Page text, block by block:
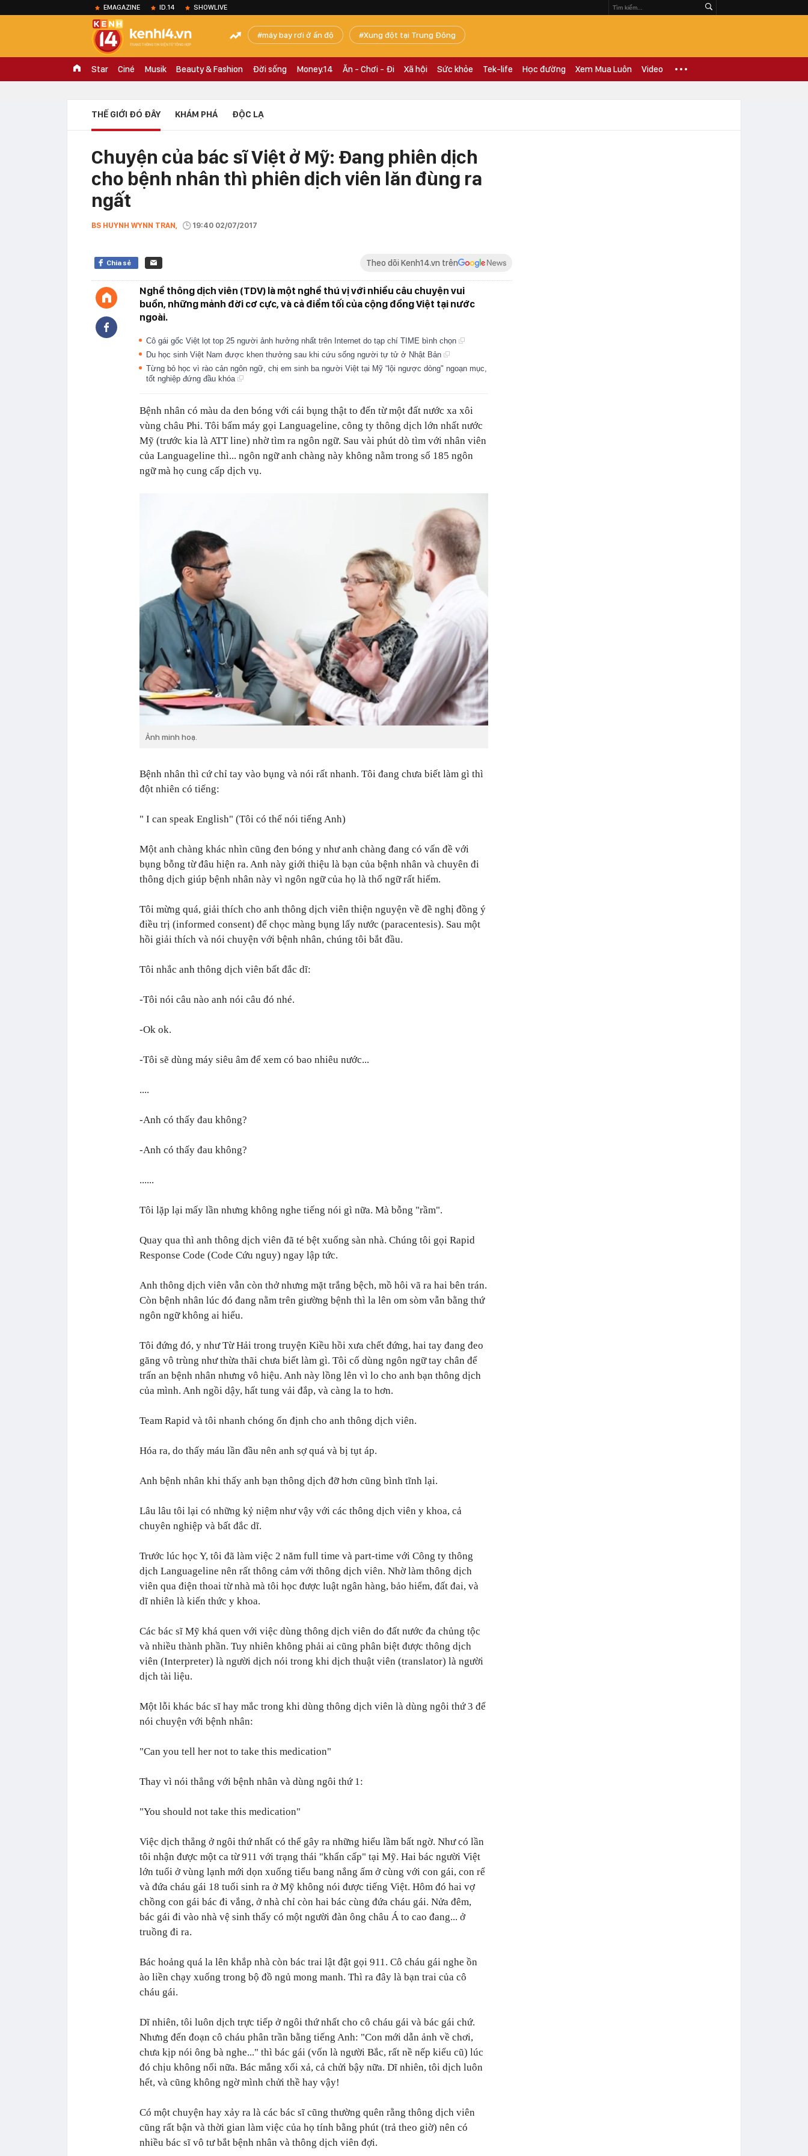
EMAGAZINE ID.14 SHOWLIVE
máy bay rơi ở ấn độ Xung đột tại Trung Đông
Star Ciné Musik Beauty & Fashion Đời sống Money.14 Ăn - Chơi - Đi Xã hội Sức khỏe Tek-life Học đường Xem Mua Luôn Video
THẾ GIỚI ĐÓ ĐÂY KHÁM PHÁ ĐỘC LẠ
Chuyện của bác sĩ Việt ở Mỹ: Đang phiên dịch
cho bệnh nhân thì phiên dịch viên lăn đùng ra
ngất
BS HUYNH WYNN TRAN, 19:40 02/07/2017
Chia sẻ Theo dõi Kenh14.vn trên
Nghề thông dịch viên (TDV) là một nghề thú vị với nhiều câu chuyện vui
buồn, những mảnh đời cơ cực, và cả điểm tối của cộng đồng Việt tại nước
ngoài.
Cô gái gốc Việt lọt top 25 người ảnh hưởng nhất trên Internet do tạp chí TIME bình chọn
Du học sinh Việt Nam được khen thưởng sau khi cứu sống người tự tử ở Nhật Bản
Từng bỏ học vì rào cản ngôn ngữ, chị em sinh ba người Việt tại Mỹ “lội ngược dòng" ngoạn mục,
tốt nghiệp đứng đầu khóa
Bệnh nhân có màu da den bóng với cái bụng thật to đến từ một đất nước xa xôi
vùng châu Phi. Tôi bấm máy gọi Languageline, công ty thông dịch lớn nhất nước
Mỹ (trước kia là ATT line) nhờ tìm ra ngôn ngữ. Sau vài phút dò tìm với nhân viên
của Languageline thì... ngôn ngữ anh chàng này không nằm trong số 185 ngôn
ngữ mà họ cung cấp dịch vụ.
Ảnh minh hoạ.
Bệnh nhân thì cứ chỉ tay vào bụng và nói rất nhanh. Tôi đang chưa biết làm gì thì
đột nhiên có tiếng:
" I can speak English" (Tôi có thể nói tiếng Anh)
Một anh chàng khác nhìn cũng đen bóng y như anh chàng đang có vấn đề với
bụng bỗng từ đâu hiện ra. Anh này giới thiệu là bạn của bệnh nhân và chuyên đi
thông dịch giúp bệnh nhân này vì ngôn ngữ của họ là thổ ngữ rất hiếm.
Tôi mừng quá, giải thích cho anh thông dịch viên thiện nguyện về đề nghị đồng ý
điều trị (informed consent) để chọc màng bụng lấy nước (paracentesis). Sau một
hồi giải thích và nói chuyện với bệnh nhân, chúng tôi bắt đầu.
Tôi nhắc anh thông dịch viên bất đắc dĩ:
-Tôi nói câu nào anh nói câu đó nhé.
-Ok ok.
-Tôi sẽ dùng máy siêu âm để xem có bao nhiêu nước...
....
-Anh có thấy đau không?
-Anh có thấy đau không?
......
Tôi lặp lại mấy lần nhưng không nghe tiếng nói gì nữa. Mà bỗng "rầm".
Quay qua thì anh thông dịch viên đã té bệt xuống sàn nhà. Chúng tôi gọi Rapid
Response Code (Code Cứu nguy) ngay lập tức.
Anh thông dịch viên vẫn còn thở nhưng mặt trắng bệch, mồ hôi vã ra hai bên trán.
Còn bệnh nhân lúc đó đang nằm trên giường bệnh thì la lên om sòm vẫn bằng thứ
ngôn ngữ không ai hiểu.
Tôi đứng đó, y như Từ Hải trong truyện Kiều hồi xưa chết đứng, hai tay đang đeo
găng vô trùng như thừa thãi chưa biết làm gì. Tôi cố dùng ngôn ngữ tay chân để
trấn an bệnh nhân nhưng vô hiệu. Anh này lồng lên vì lo cho anh bạn thông dịch
của mình. Anh ngồi dậy, hất tung vải đắp, và càng la to hơn.
Team Rapid và tôi nhanh chóng ổn định cho anh thông dịch viên.
Hóa ra, do thấy máu lần đầu nên anh sợ quá và bị tụt áp.
Anh bệnh nhân khi thấy anh bạn thông dịch đỡ hơn cũng bình tĩnh lại.
Lâu lâu tôi lại có những kỷ niệm như vậy với các thông dịch viên y khoa, cả
chuyên nghiệp và bất đắc dĩ.
Trước lúc học Y, tôi đã làm việc 2 năm full time và part-time với Công ty thông
dịch Languageline nên rất thông cảm với thông dịch viên. Nhờ làm thông dịch
viên qua điện thoai từ nhà mà tôi học được luật ngân hàng, bảo hiểm, đất đai, và
dĩ nhiên là kiến thức y khoa.
Các bác sĩ Mỹ khá quen với việc dùng thông dịch viên do đất nước đa chủng tộc
và nhiều thành phần. Tuy nhiên không phải ai cũng phân biệt được thông dịch
viên (Interpreter) là người dịch nói trong khi dịch thuật viên (translator) là người
dịch tài liệu.
Một lỗi khác bác sĩ hay mắc trong khi dùng thông dịch viên là dùng ngôi thứ 3 để
nói chuyện với bệnh nhân:
"Can you tell her not to take this medication"
Thay vì nói thẳng với bệnh nhân và dùng ngôi thứ 1:
"You should not take this medication"
Việc dịch thẳng ở ngôi thứ nhất có thể gây ra những hiểu lầm bất ngờ. Như có lần
tôi nhận được một ca từ 911 với trạng thái "khẩn cấp" tại Mỹ. Hai bác người Việt
lớn tuổi ở vùng lạnh mới dọn xuống tiểu bang nắng ấm ở cùng với con gái, con rể
và đứa cháu gái 18 tuổi sinh ra ở Mỹ không nói được tiếng Việt. Hôm đó hai vợ
chồng con gái bác đi vắng, ở nhà chỉ còn hai bác cùng đứa cháu gái. Nửa đêm,
bác gái đi vào nhà vệ sinh thấy có một người đàn ông châu Á to cao đang... ở
truồng đi ra.
Bác hoảng quá la lên khắp nhà còn bác trai lật đật gọi 911. Cô cháu gái nghe ồn
ào liền chạy xuống trong bộ đồ ngủ mong manh. Thì ra đây là bạn trai của cô
cháu gái.
Dĩ nhiên, tôi luôn dịch trực tiếp ở ngôi thứ nhất cho cô cháu gái và bác gái chứ.
Nhưng đến đoạn cô cháu phân trần bằng tiếng Anh: "Con mới dẫn ảnh về chơi,
chưa kịp nói ông bà nghe..." thì bác gái (vốn là người Bắc, rất nề nếp kiểu cũ) lúc
đó chịu không nổi nữa. Bác mắng xối xả, cả chửi bậy nữa. Dĩ nhiên, tôi dịch luôn
hết, và cũng không ngờ mình chửi thề hay vậy!
Có một chuyện hay xảy ra là các bác sĩ cũng thường quên rằng thông dịch viên
cũng rất bận và thời gian làm việc của họ tính bằng phút (trả theo giờ) nên có
nhiều bác sĩ vô tư bắt bệnh nhân và thông dịch viên đợi.